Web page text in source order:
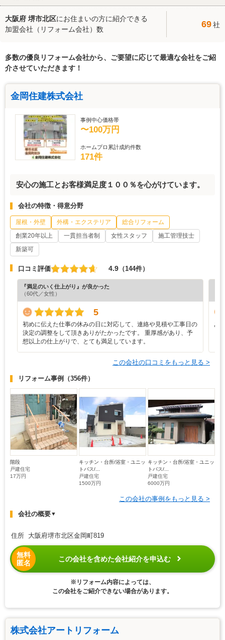
大阪府 堺市北区にお住まいの方に紹介できる
加盟会社（リフォーム会社）数
69社
多数の優良リフォーム会社から、ご要望に応じて最適な会社をご紹
介させていただきます！
金岡住建株式会社
事例中心価格帯
〜100万円
ホームプロ累計成約件数
171件
安心の施工とお客様満足度１００％を心がけています。
会社の特徴・得意分野
屋根・外壁 外構・エクステリア
総合リフォーム
創業20年以上
一貫担当者制 女性スタッフ
施工管理技士
新築可
口コミ評価 4.9 （144件）
『満足のいく仕上がり』が良かった
（60代／女性）
5
初めに伝えた仕事の休みの日に対応して、連絡や見積や工事日の
決定の調整をして頂きありがたかったです。 重厚感があり、予
想以上の仕上がりで、とても満足しています。
あ
この会社の口コミをもっと見る >
リフォーム事例 （356件）
階段
戸建住宅
17万円
キッチン・台所/浴室・ユニッ
トバス/...
戸建住宅
1500万円
キッチン・台所/浴室・ユニッ
トバス/...
戸建住宅
6000万円
この会社の事例をもっと見る >
会社の概要▼
住所 大阪府堺市北区金岡町819
無料
匿名
この会社を含めた会社紹介を申込む
※リフォーム内容によっては、
この会社をご紹介できない場合があります。
株式会社アートリフォーム